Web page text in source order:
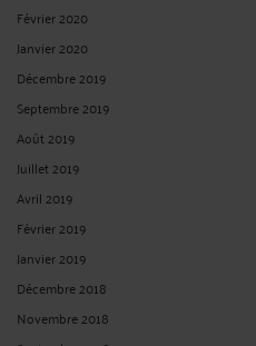
Février 2020
Janvier 2020
Décembre 2019
Septembre 2019
Août 2019
Juillet 2019
Avril 2019
Février 2019
Janvier 2019
Décembre 2018
Novembre 2018